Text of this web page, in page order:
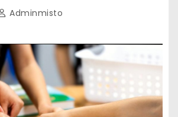
Adminmisto